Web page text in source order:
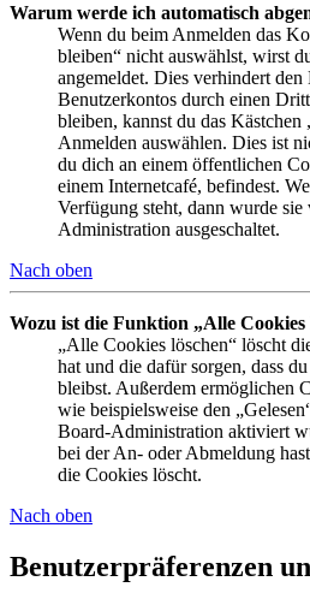
Warum werde ich automatisch
Wenn du beim Anmelden das
bleiben“ nicht auswählst, wirst
angemeldet. Dies verhindert den
Benutzerkontos durch einen
bleiben, kannst du das
Anmelden auswählen. Dies ist
du dich an einem öffentlichen
einem Internetcafé, befindest.
Verfügung steht, dann wurde
Administration ausgeschaltet.
Nach oben
Wozu ist die Funktion „Alle Cookies
„Alle Cookies löschen“ löscht
hat und die dafür sorgen, dass
bleibst. Außerdem ermöglichen
wie beispielsweise den
Board-Administration aktiviert
bei der An- oder Abmeldung
die Cookies löscht.
Nach oben
Benutzerpräferenzen